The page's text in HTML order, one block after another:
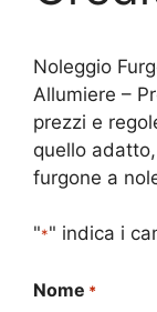
Noleggio
Allumiere –
prezzi e
quello
furgone a
"*" indica i
Nome *